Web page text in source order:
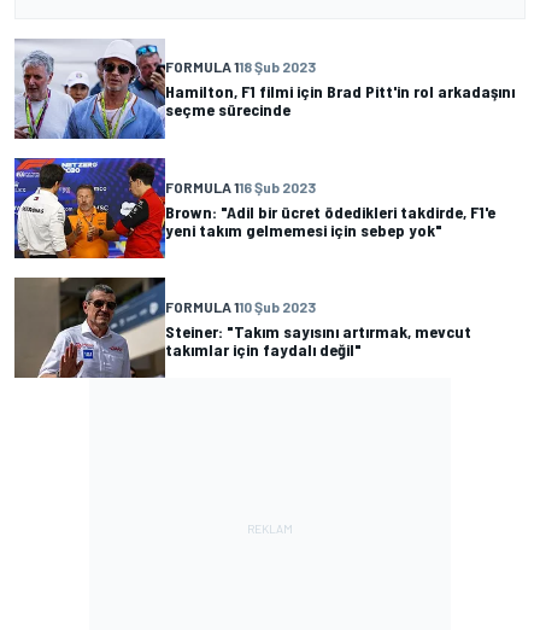
FORMULA 118 Şub 2023
Hamilton, F1 filmi için Brad Pitt'in rol arkadaşını
seçme sürecinde
FORMULA 116 Şub 2023
Brown: "Adil bir ücret ödedikleri takdirde, F1'e
yeni takım gelmemesi için sebep yok"
FORMULA 110 Şub 2023
Steiner: "Takım sayısını artırmak, mevcut
takımlar için faydalı değil"